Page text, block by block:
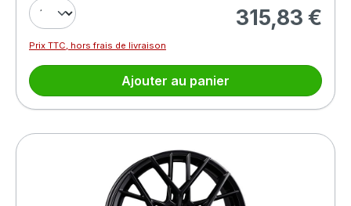
Prix régulier :
315,83 €
Prix TTC, hors frais de livraison
Ajouter au panier